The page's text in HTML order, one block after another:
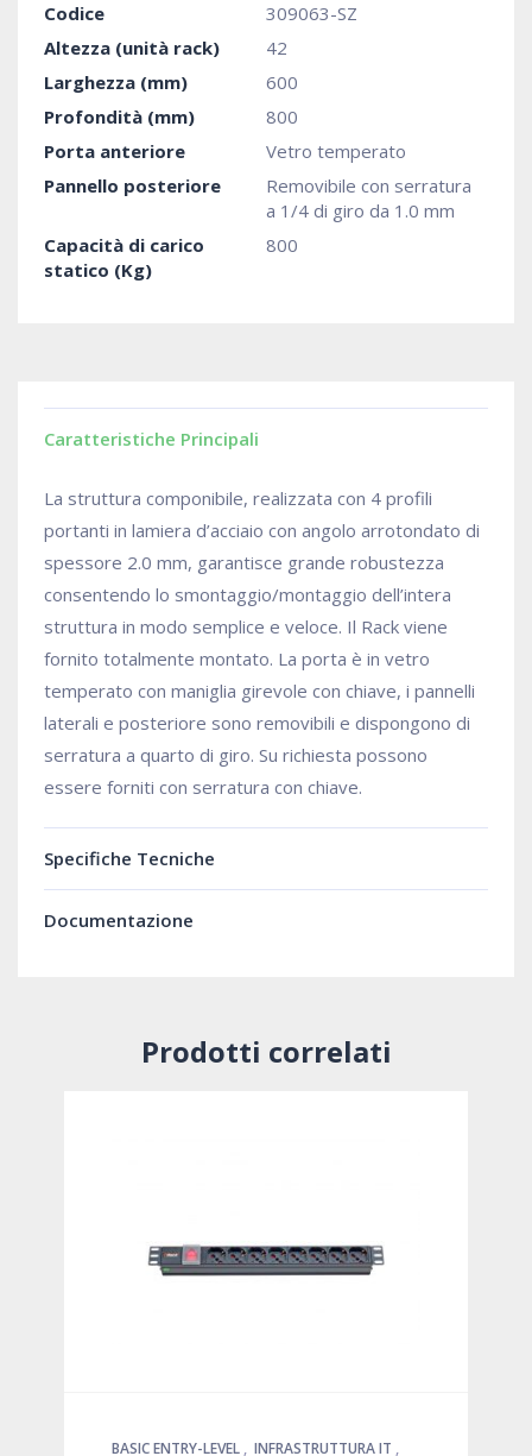
Codice
309063-SZ
Altezza (unità rack)
42
Larghezza (mm)
600
Profondità (mm)
800
Porta anteriore
Vetro temperato
Pannello posteriore
Removibile con serratura
a 1/4 di giro da 1.0 mm
Capacità di carico
statico (Kg)
800
Caratteristiche Principali
La struttura componibile, realizzata con 4 profili
portanti in lamiera d’acciaio con angolo arrotondato di
spessore 2.0 mm, garantisce grande robustezza
consentendo lo smontaggio/montaggio dell’intera
struttura in modo semplice e veloce. Il Rack viene
fornito totalmente montato. La porta è in vetro
temperato con maniglia girevole con chiave, i pannelli
laterali e posteriore sono removibili e dispongono di
serratura a quarto di giro. Su richiesta possono
essere forniti con serratura con chiave.
Specifiche Tecniche
Documentazione
Prodotti correlati
BASIC ENTRY-LEVEL , INFRASTRUTTURA IT ,